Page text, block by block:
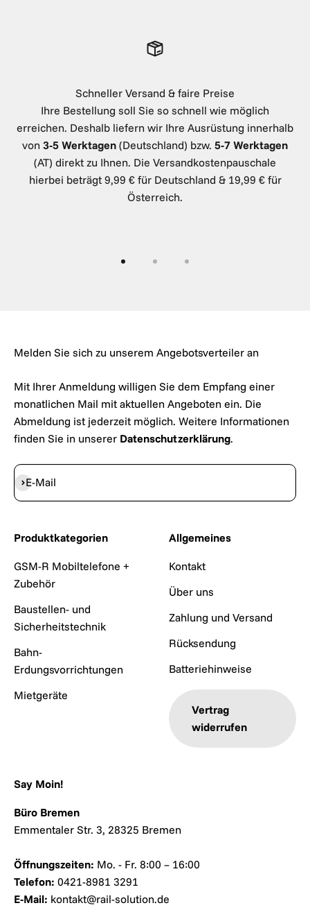
Schneller Versand & faire Preise
Ihre Bestellung soll Sie so schnell wie möglich
erreichen. Deshalb liefern wir Ihre Ausrüstung innerhalb
von 3-5 Werktagen (Deutschland) bzw. 5-7 Werktagen
(AT) direkt zu Ihnen. Die Versandkostenpauschale
hierbei beträgt 9,99 € für Deutschland & 19,99 € für
Österreich.
Melden Sie sich zu unserem Angebotsverteiler an
Mit Ihrer Anmeldung willigen Sie dem Empfang einer
monatlichen Mail mit aktuellen Angeboten ein. Die
Abmeldung ist jederzeit möglich. Weitere Informationen
finden Sie in unserer Datenschutzerklärung.
E-Mail
Abonnieren
Produktkategorien
GSM-R Mobiltelefone +
Zubehör
Baustellen- und
Sicherheitstechnik
Bahn-
Erdungsvorrichtungen
Mietgeräte
Allgemeines
Kontakt
Über uns
Zahlung und Versand
Rücksendung
Batteriehinweise
Vertrag
widerrufen
Say Moin!
Büro Bremen
Emmentaler Str. 3, 28325 Bremen
Öffnungszeiten: Mo. - Fr. 8:00 – 16:00
Telefon: 0421-8981 3291
E-Mail: kontakt@rail-solution.de